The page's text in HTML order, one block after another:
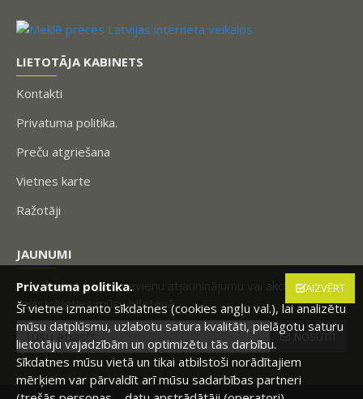
LIETOTĀJA KABINETS
Kontakti
Privatuma politika.
Preču atgriešana
Vietnes karte
Ražotāji
JAUNUMI
Nepalaidiet garām nevienu atjauninājumu vai akciju,
reģistrējoties mūsu biļetenā.
NOSŪTĪT
AIZVĒRT
Privatuma politika.
Šī vietne izmanto sīkdatnes (cookies angļu val.), lai analizētu
mūsu datplūsmu, uzlabotu satura kvalitāti, pielāgotu saturu
lietotāju vajadzībām un optimizētu tās darbību.
Sīkdatnes mūsu vietā un tikai atbilstoši norādītajiem
mērķiem var pārvaldīt arī mūsu sadarbības partneri